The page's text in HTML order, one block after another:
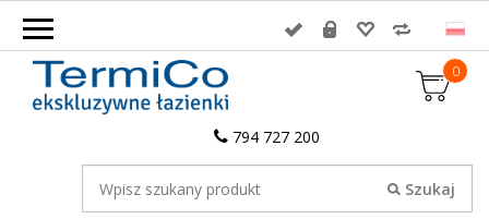
0
794 727 200